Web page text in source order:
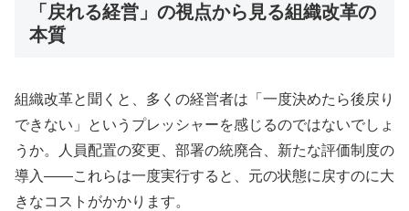
「戻れる経営」の視点から見る組織改革の
本質
組織改革と聞くと、多くの経営者は「一度決めたら後戻り
できない」というプレッシャーを感じるのではないでしょ
うか。人員配置の変更、部署の統廃合、新たな評価制度の
導入――これらは一度実行すると、元の状態に戻すのに大
きなコストがかかります。